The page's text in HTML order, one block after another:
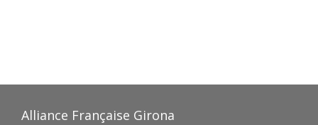
Alliance Française Girona